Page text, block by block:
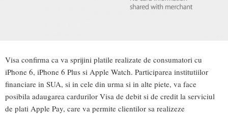
Visa confirma ca va sprijini platile realizate de consumatori cu
iPhone 6, iPhone 6 Plus si Apple Watch. Participarea institutiilor
financiare in SUA, si in cele din urma si in alte piete, va face
posibila adaugarea cardurilor Visa de debit si de credit la serviciul
de plati Apple Pay, care va permite clientilor sa realizeze